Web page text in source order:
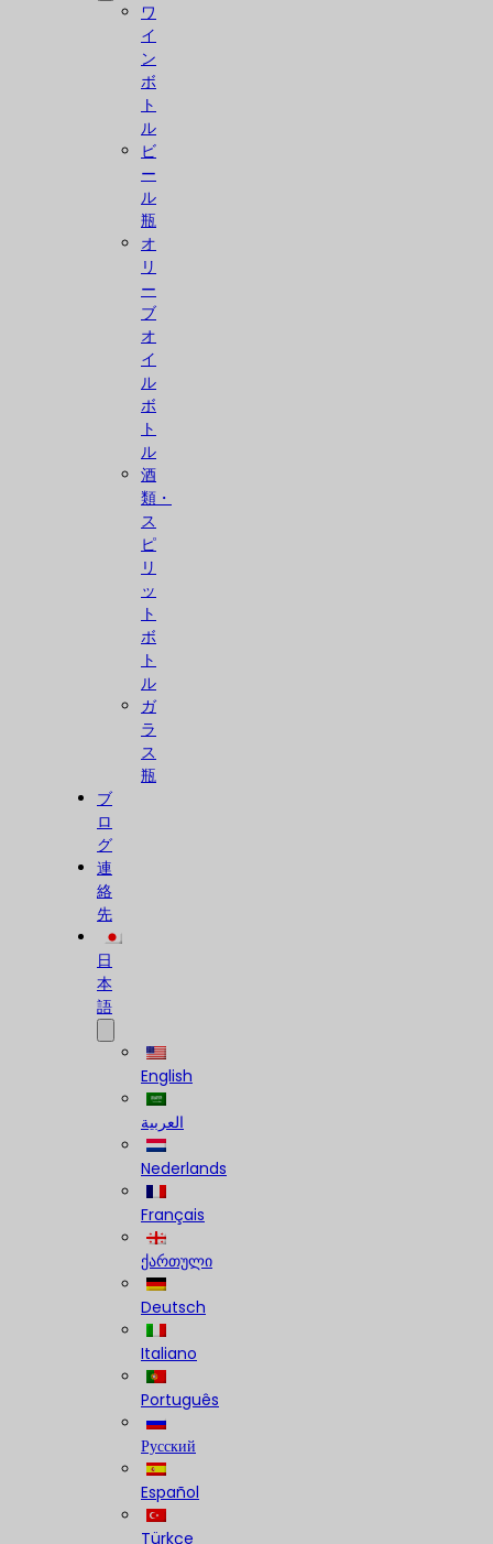
ワ
イ
ン
ボ
ト
ル
ビ
ー
ル
瓶
オ
リ
ー
ブ
オ
イ
ル
ボ
ト
ル
酒
類・
ス
ピ
リ
ッ
ト
ボ
ト
ル
ガ
ラ
ス
瓶
ブ
ロ
グ
連
絡
先
日
本
語
English
العربية
Nederlands
Français
ქართული
Deutsch
Italiano
Português
Русский
Español
Türkçe